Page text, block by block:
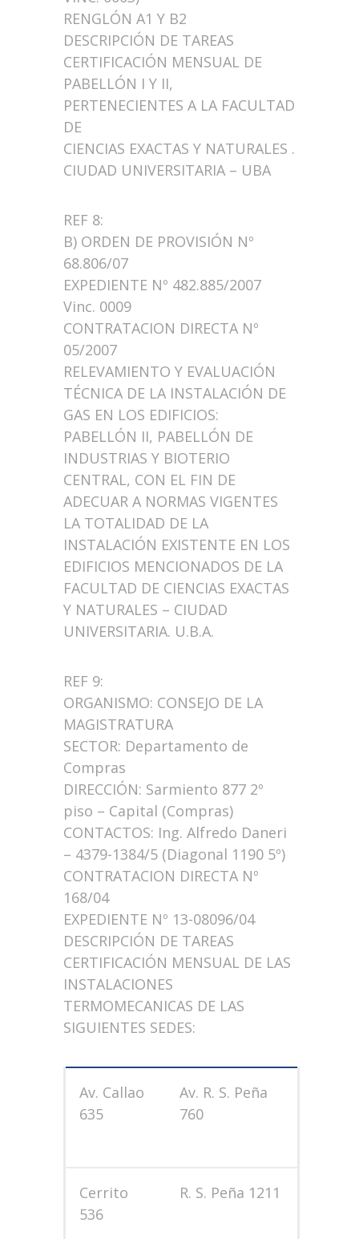
RENGLÓN A1 Y B2
DESCRIPCIÓN DE TAREAS
CERTIFICACIÓN MENSUAL DE
PABELLÓN I Y II,
PERTENECIENTES A LA FACULTAD
DE
CIENCIAS EXACTAS Y NATURALES .
CIUDAD UNIVERSITARIA – UBA
REF 8:
B) ORDEN DE PROVISIÓN Nº
68.806/07
EXPEDIENTE Nº 482.885/2007
Vinc. 0009
CONTRATACION DIRECTA Nº
05/2007
RELEVAMIENTO Y EVALUACIÓN
TÉCNICA DE LA INSTALACIÓN DE
GAS EN LOS EDIFICIOS:
PABELLÓN II, PABELLÓN DE
INDUSTRIAS Y BIOTERIO
CENTRAL, CON EL FIN DE
ADECUAR A NORMAS VIGENTES
LA TOTALIDAD DE LA
INSTALACIÓN EXISTENTE EN LOS
EDIFICIOS MENCIONADOS DE LA
FACULTAD DE CIENCIAS EXACTAS
Y NATURALES – CIUDAD
UNIVERSITARIA. U.B.A.
REF 9:
ORGANISMO: CONSEJO DE LA
MAGISTRATURA
SECTOR: Departamento de
Compras
DIRECCIÓN: Sarmiento 877 2º
piso – Capital (Compras)
CONTACTOS: Ing. Alfredo Daneri
– 4379-1384/5 (Diagonal 1190 5º)
CONTRATACION DIRECTA Nº
168/04
EXPEDIENTE Nº 13-08096/04
DESCRIPCIÓN DE TAREAS
CERTIFICACIÓN MENSUAL DE LAS
INSTALACIONES
TERMOMECANICAS DE LAS
SIGUIENTES SEDES:
Av. Callao
635
Av. R. S. Peña
760
Cerrito
536
R. S. Peña 1211